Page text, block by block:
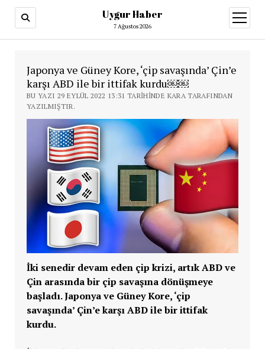
Uygur Haber
7 Ağustos 2026
aç
Japonya ve Güney Kore, ‘çip savaşında’ Çin’e
karşı ABD ile bir ittifak kurdu￼￼
BU YAZI 29 EYLÜL 2022 13:31 TARIHINDE KARA TARAFINDAN
YAZILMIŞTIR.
İki senedir devam eden çip krizi, artık ABD ve
Çin arasında bir çip savaşına dönüşmeye
başladı. Japonya ve Güney Kore, ‘çip
savaşında’ Çin’e karşı ABD ile bir ittifak
kurdu.